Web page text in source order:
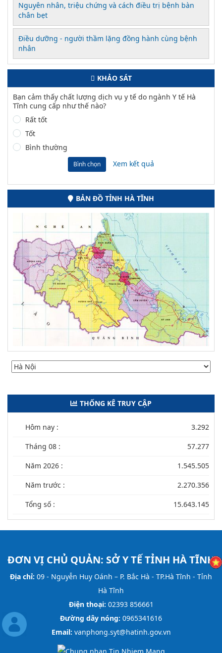
Nguyên nhân, triệu chứng và cách điều trị bệnh bàn
chân bẹt
Điều dưỡng - người thầm lặng đồng hành cùng bệnh
nhân
KHẢO SÁT
Bạn cảm thấy chất lượng dịch vụ y tế do ngành Y tế Hà
Tĩnh cung cấp như thế nào?
Rất tốt
Tốt
Bình thường
Bình chọn Xem kết quả
BẢN ĐỒ TỈNH HÀ TĨNH
THỐNG KÊ TRUY CẬP
Hôm nay : 3.292
Tháng 08 : 57.277
Năm 2026 : 1.545.505
Năm trước : 2.270.356
Tổng số : 15.643.145
ĐƠN VỊ CHỦ QUẢN: SỞ Y TẾ TỈNH HÀ TĨNH
Địa chỉ: 09 - Nguyễn Huy Oánh – P. Bắc Hà - TP.Hà Tĩnh - Tỉnh
Hà Tĩnh
Điện thoại: 02393 856661
Đường dây nóng: 0965341616
Email: vanphong.syt@hatinh.gov.vn